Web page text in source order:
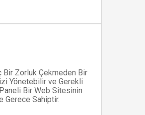
Zorluk Çekmeden Bir
Yönetebilir ve Gerekli
Bir Web Sitesinin
Gerece Sahiptir.